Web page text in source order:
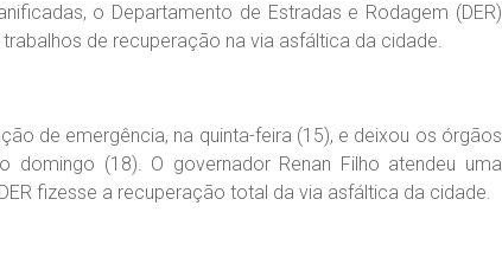
o Departamento de Estradas e Rodagem (DER)
de recuperação na via asfáltica da cidade.
de emergência, na quinta-feira (15), e deixou os órgãos
(18). O governador Renan Filho atendeu uma
fizesse a recuperação total da via asfáltica da cidade.